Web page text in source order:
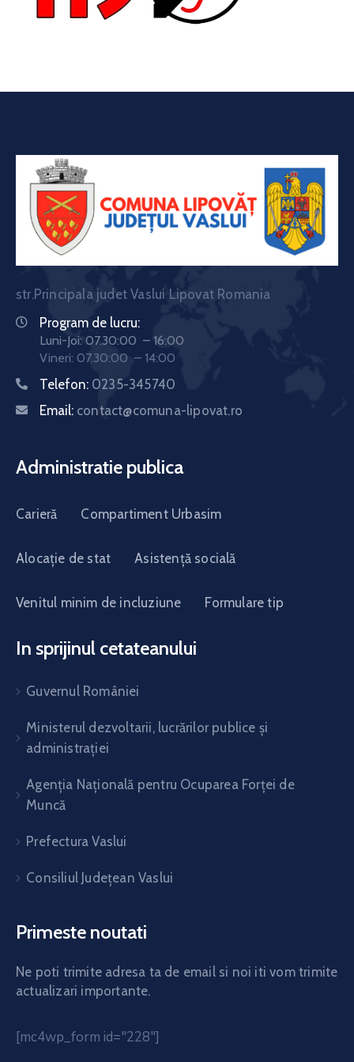
str.Principala judet Vaslui Lipovat Romania
Program de lucru:
Luni-Joi: 07.30:00 – 16:00
Vineri: 07.30:00 – 14:00
Telefon: 0235-345740
Email: contact@comuna-lipovat.ro
Administratie publica
Carieră Compartiment Urbasim
Alocație de stat Asistență socială
Venitul minim de incluziune Formulare tip
In sprijinul cetateanului
Guvernul României
Ministerul dezvoltarii, lucrărilor publice și
administrației
Agenția Națională pentru Ocuparea Forței de
Muncă
Prefectura Vaslui
Consiliul Județean Vaslui
Primeste noutati
Ne poti trimite adresa ta de email si noi iti vom trimite
actualizari importante.
[mc4wp_form id="228"]